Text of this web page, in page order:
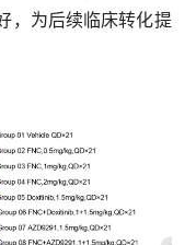
，为后续临床转化提